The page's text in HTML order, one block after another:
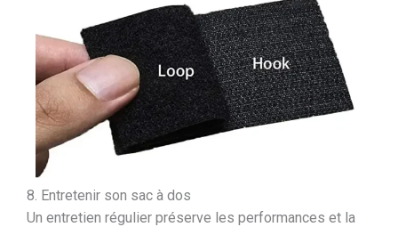
8. Entretenir son sac à dos
Un entretien régulier préserve les performances et la